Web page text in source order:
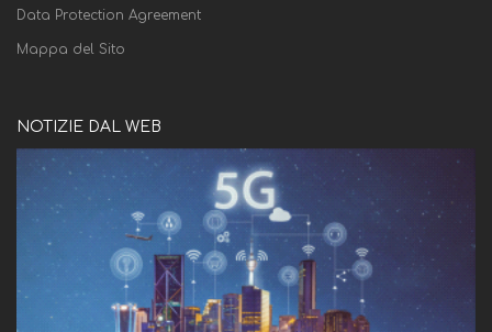
Data Protection Agreement
Mappa del Sito
NOTIZIE DAL WEB